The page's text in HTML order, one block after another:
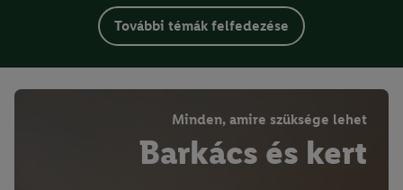
További témák felfedezése
Minden, amire szüksége lehet
Barkács és kert